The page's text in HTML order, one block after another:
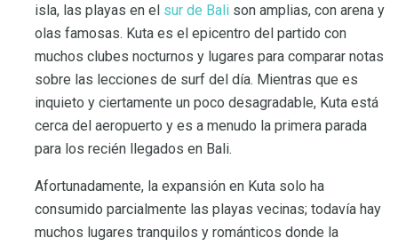
isla, las playas en el sur de Bali son amplias, con arena y
olas famosas. Kuta es el epicentro del partido con
muchos clubes nocturnos y lugares para comparar notas
sobre las lecciones de surf del día. Mientras que es
inquieto y ciertamente un poco desagradable, Kuta está
cerca del aeropuerto y es a menudo la primera parada
para los recién llegados en Bali.
Afortunadamente, la expansión en Kuta solo ha
consumido parcialmente las playas vecinas; todavía hay
muchos lugares tranquilos y románticos donde la